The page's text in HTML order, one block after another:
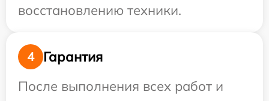
восстановлению техники.
4
Гарантия
После выполнения всех работ и